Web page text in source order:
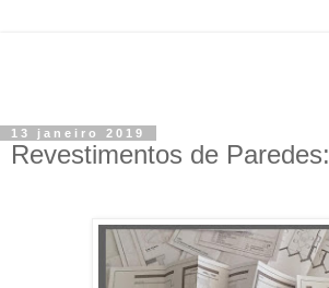
13 janeiro 2019
Revestimentos de Paredes: